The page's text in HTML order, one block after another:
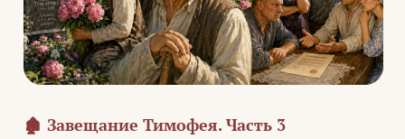
🏚️ Завещание Тимофея. Часть 3